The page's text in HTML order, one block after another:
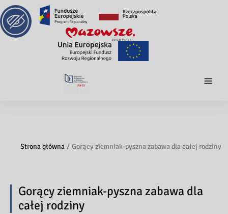
Strona główna Gorący ziemniak-pyszna zabawa dla całej rodziny
Gorący ziemniak-pyszna zabawa dla
całej rodziny